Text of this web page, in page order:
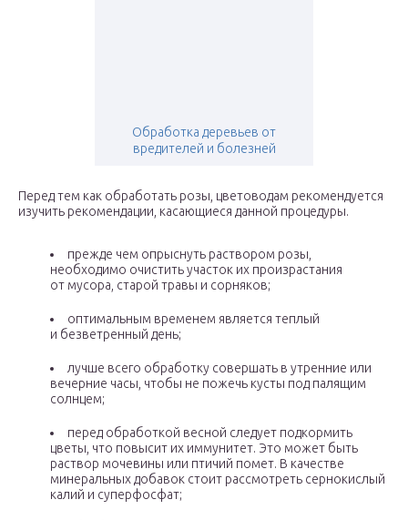
Обработка деревьев от
вредителей и болезней
Перед тем как обработать розы, цветоводам рекомендуется
изучить рекомендации, касающиеся данной процедуры.
прежде чем опрыснуть раствором розы,
необходимо очистить участок их произрастания
от мусора, старой травы и сорняков;
оптимальным временем является теплый
и безветренный день;
лучше всего обработку совершать в утренние или
вечерние часы, чтобы не пожечь кусты под палящим
солнцем;
перед обработкой весной следует подкормить
цветы, что повысит их иммунитет. Это может быть
раствор мочевины или птичий помет. В качестве
минеральных добавок стоит рассмотреть сернокислый
калий и суперфосфат;